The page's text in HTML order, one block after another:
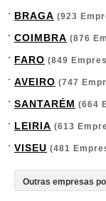
BRAGA (923
COIMBRA (876
FARO (849
AVEIRO (747
SANTARÉM (664
LEIRIA (613
VISEU (481